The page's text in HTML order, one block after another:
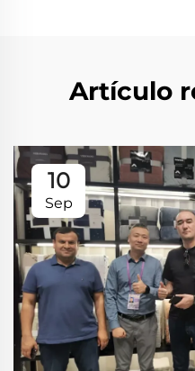
Artículo
10
Sep